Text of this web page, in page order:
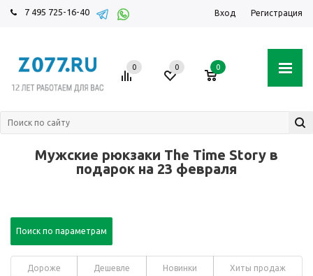
7 495 725-16-40 Вход Регистрация
0 0 0
Мужские рюкзаки The Time Story в
подарок на 23 февраля
Поиск по параметрам
Дороже Дешевле Новинки Хиты продаж